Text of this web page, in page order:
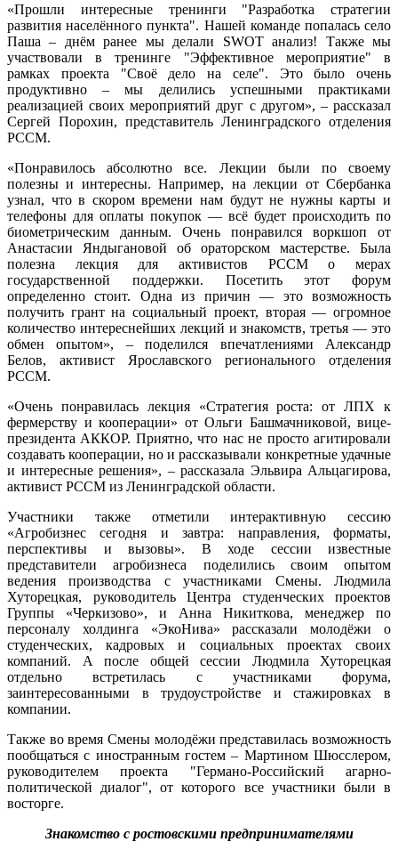
«Прошли интересные тренинги "Разработка стратегии
развития населённого пункта". Нашей команде попалась село
Паша – днём ранее мы делали SWOT анализ! Также мы
участвовали в тренинге "Эффективное мероприятие" в
рамках проекта "Своё дело на селе". Это было очень
продуктивно – мы делились успешными практиками
реализацией своих мероприятий друг с другом», – рассказал
Сергей Порохин, представитель Ленинградского отделения
РССМ.
«Понравилось абсолютно все. Лекции были по своему
полезны и интересны. Например, на лекции от Сбербанка
узнал, что в скором времени нам будут не нужны карты и
телефоны для оплаты покупок — всё будет происходить по
биометрическим данным. Очень понравился воркшоп от
Анастасии Яндыгановой об ораторском мастерстве. Была
полезна лекция для активистов РССМ о мерах
государственной поддержки. Посетить этот форум
определенно стоит. Одна из причин — это возможность
получить грант на социальный проект, вторая — огромное
количество интереснейших лекций и знакомств, третья — это
обмен опытом», – поделился впечатлениями Александр
Белов, активист Ярославского регионального отделения
РССМ.
«Очень понравилась лекция «Стратегия роста: от ЛПХ к
фермерству и кооперации» от Ольги Башмачниковой, вице-
президента АККОР. Приятно, что нас не просто агитировали
создавать кооперации, но и рассказывали конкретные удачные
и интересные решения», – рассказала Эльвира Альцагирова,
активист РССМ из Ленинградской области.
Участники также отметили интерактивную сессию
«Агробизнес сегодня и завтра: направления, форматы,
перспективы и вызовы». В ходе сессии известные
представители агробизнеса поделились своим опытом
ведения производства с участниками Смены. Людмила
Хуторецкая, руководитель Центра студенческих проектов
Группы «Черкизово», и Анна Никиткова, менеджер по
персоналу холдинга «ЭкоНива» рассказали молодёжи о
студенческих, кадровых и социальных проектах своих
компаний. А после общей сессии Людмила Хуторецкая
отдельно встретилась с участниками форума,
заинтересованными в трудоустройстве и стажировках в
компании.
Также во время Смены молодёжи представилась возможность
пообщаться с иностранным гостем – Мартином Шюсслером,
руководителем проекта "Германо-Российский агарно-
политической диалог", от которого все участники были в
восторге.
Знакомство с ростовскими предпринимателями